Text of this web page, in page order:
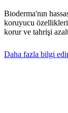
Bioderma'nın
koruyucu
korur ve tahrişi
Daha fazla bilgi